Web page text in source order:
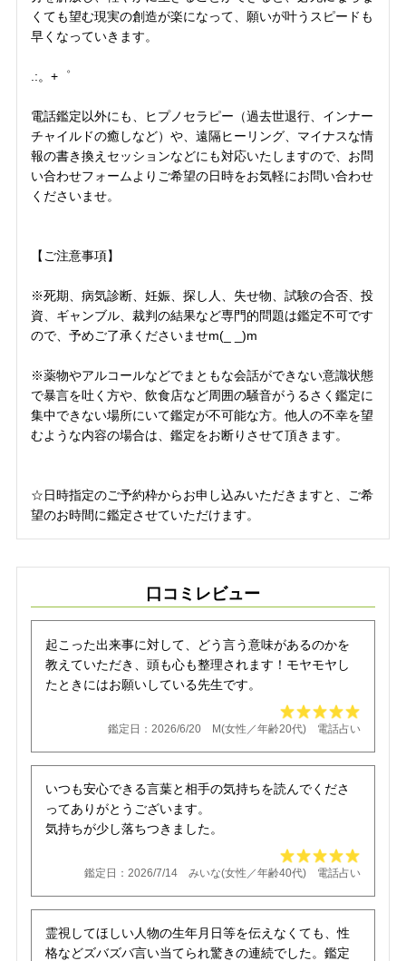
くても望む現実の創造が楽になって、願いが叶うスピードも
早くなっていきます。
.:。+゜
電話鑑定以外にも、ヒプノセラピー（過去世退行、インナー
チャイルドの癒しなど）や、遠隔ヒーリング、マイナスな情
報の書き換えセッションなどにも対応いたしますので、お問
い合わせフォームよりご希望の日時をお気軽にお問い合わせ
くださいませ。
【ご注意事項】
※死期、病気診断、妊娠、探し人、失せ物、試験の合否、投
資、ギャンブル、裁判の結果など専門的問題は鑑定不可です
ので、予めご了承くださいませm(_ _)m
※薬物やアルコールなどでまともな会話ができない意識状態
で暴言を吐く方や、飲食店など周囲の騒音がうるさく鑑定に
集中できない場所にいて鑑定が不可能な方。他人の不幸を望
むような内容の場合は、鑑定をお断りさせて頂きます。
☆日時指定のご予約枠からお申し込みいただきますと、ご希
望のお時間に鑑定させていただけます。
口コミレビュー
起こった出来事に対して、どう言う意味があるのかを
教えていただき、頭も心も整理されます！モヤモヤし
たときにはお願いしている先生です。
鑑定日：2026/6/20 M(女性／年齢20代) 電話占い
いつも安心できる言葉と相手の気持ちを読んでくださ
ってありがとうございます。
気持ちが少し落ちつきました。
鑑定日：2026/7/14 みいな(女性／年齢40代) 電話占い
霊視してほしい人物の生年月日等を伝えなくても、性
格などズバズバ言い当てられ驚きの連続でした。鑑定